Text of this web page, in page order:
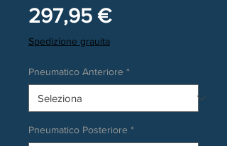
297,95 €Prezzo
Spedizione grauita
Pneumatico Anteriore *
Pneumatico Posteriore *